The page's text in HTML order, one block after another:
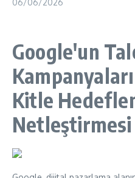
06/06/2026
Google'un
Kitle
Netleştirmesi